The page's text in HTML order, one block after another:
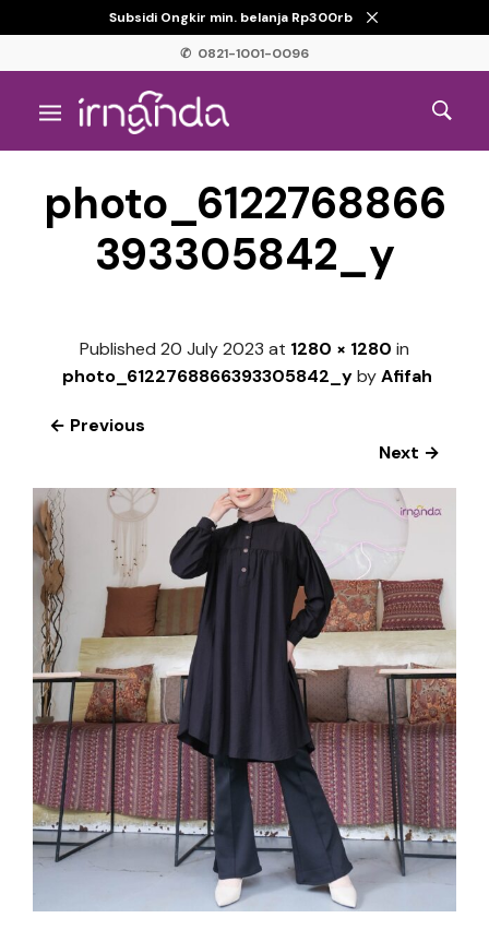
Subsidi Ongkir min. belanja Rp300rb
✆ 0821-1001-0096
photo_6122768866
393305842_y
Published 20 July 2023 at 1280 × 1280 in
photo_6122768866393305842_ybyAfifah
← Previous
Next →